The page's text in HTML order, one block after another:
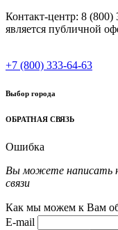
Контакт-центр: 8
является публичной
+7 (800) 333-64-63
Выбор города
ОБРАТНАЯ СВЯЗЬ
Ошибка
Вы можете написать
связи
Как мы можем к Вам
E-mail